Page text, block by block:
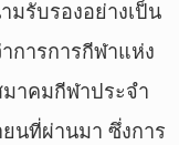
มรับรองอย่างเป็น
การการกีฬาแห่ง
มาคมกีฬาประจำ
นที่ผ่านมา ซึ่งการ